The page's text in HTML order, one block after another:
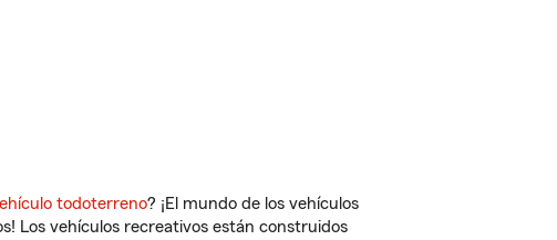
todoterreno? ¡El mundo de los vehículos
Los vehículos recreativos están construidos